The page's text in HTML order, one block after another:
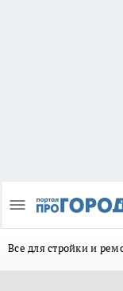
Все для стройки и